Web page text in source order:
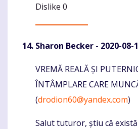
Dislike 0
Sharon Becker - 2020-08-
Komentaras
VREMĂ REALĂ ȘI
ÎNTÂMPLARE CARE
(drodion60@yandex.com)
Salut tuturor, știu că